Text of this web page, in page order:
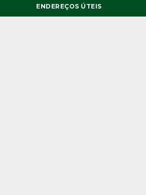
ENDEREÇOS ÚTEIS